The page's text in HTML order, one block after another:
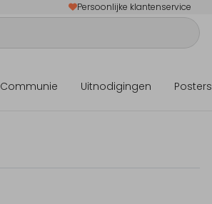
Persoonlijke klantenservice
Communie Uitnodigingen Posters